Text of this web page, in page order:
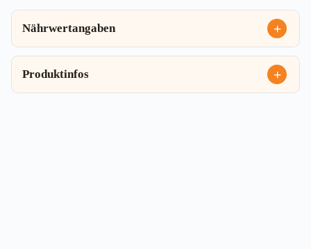
Nährwertangaben
Produktinfos